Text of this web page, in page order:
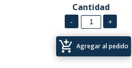
Cantidad
add_shopping_cart Agregar al pedido